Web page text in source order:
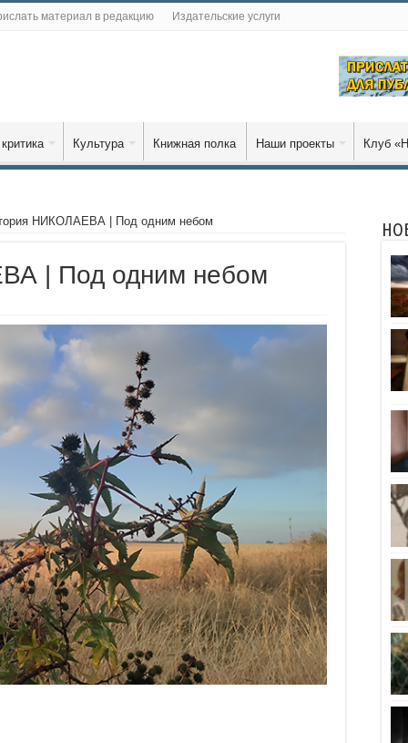
материал в редакцию Издательские услуги
Культура Книжная полка Наши проекты Клуб
НИКОЛАЕВА | Под одним небом
| Под одним небом